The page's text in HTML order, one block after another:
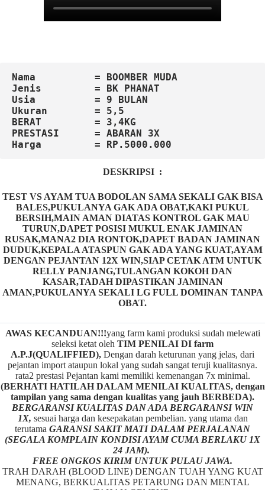
Nama          = BOOMBER MUDA
Jenis         = BK PHANAT
Usia          = 9 BULAN
Ukuran        = 5,5
BERAT         = 3,4KG
Harga         = RP.5000.000
DESKRIPSI :
TEST VS AYAM TUA BODOLAN SAMA SEKALI GAK BISA
BALES,PUKULANYA GAK ADA OBAT,KAKI PUKUL
BERSIH,MAIN AMAN DIATAS KONTROL GAK MAU
TURUN,DAPET POSISI MUKUL ENAK JAMINAN
RUSAK,MANA2 DIA RONTOK,DAPET BADAN JAMINAN
DUDUK,KEPALA ATASPUN GAK ADA YANG KUAT,AYAM
DENGAN PEJANTAN 12X WIN,SIAP CETAK ATM UNTUK
RELLY PANJANG,TULANGAN KOKOH DAN
KASAR,TADAH DIPASTIKAN JAMINAN
AMAN,PUKULANYA SEKALI LG FULL DOMINAN TANPA
OBAT.
AWAS KECANDUAN!!!yang farm kami produksi sudah melewati
seleksi ketat oleh TIM PENILAI DI farm
A.P.J(QUALIFFIED), Dengan darah keturunan yang jelas, dari
pejantan import ataupun lokal yang sudah sangat teruji kualitasnya.
rata2 prestasi Pejantan kami memiliki kemenangan 7x minimal.
(BERHATI HATILAH DALAM MENILAI KUALITAS, dengan
tampilan yang sama dengan kualitas yang jauh BERBEDA).
BERGARANSI KUALITAS DAN ADA BERGARANSI WIN
1X, sesuai harga dan kesepakatan pembelian. yang utama dan
terutama GARANSI SAKIT MATI DALAM PERJALANAN
(SEGALA KOMPLAIN KONDISI AYAM CUMA BERLAKU 1X
24 JAM).
FREE ONGKOS KIRIM UNTUK PULAU JAWA.
TRAH DARAH (BLOOD LINE) DENGAN TUAH YANG KUAT
MENANG, BERKUALITAS PETARUNG DAN MENTAL